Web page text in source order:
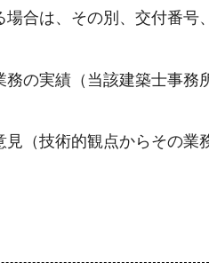
合は、その別、交付番号
の実績（当該建築士事務
（技術的観点からその